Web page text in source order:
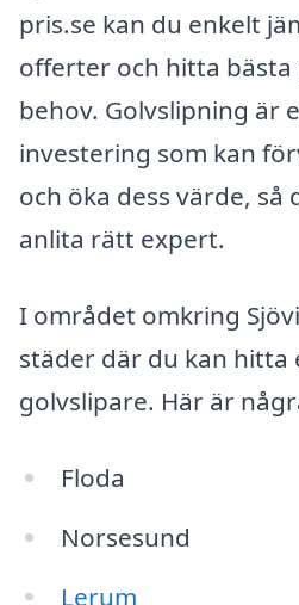
pris.se kan du enkelt
offerter och hitta
behov. Golvslipning är
investering som kan
och öka dess värde,
anlita rätt expert.
I området omkring
städer där du kan hitta
golvslipare. Här är
Floda
Norsesund
Lerum